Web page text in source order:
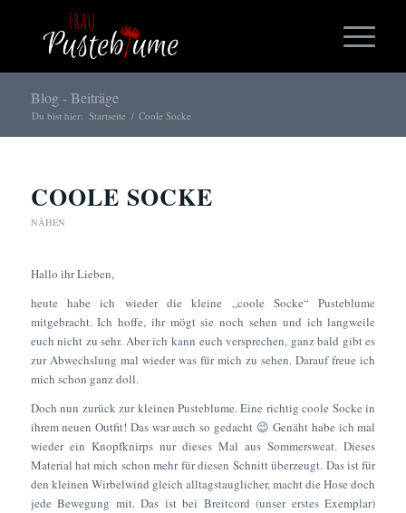
Blog - Beiträge
Du bist hier: Startseite / Coole Socke
COOLE SOCKE
NÄHEN
Hallo ihr Lieben,
heute habe ich wieder die kleine „coole Socke“ Pusteblume
mitgebracht. Ich hoffe, ihr mögt sie noch sehen und ich langweile
euch nicht zu sehr. Aber ich kann euch versprechen, ganz bald gibt es
zur Abwechslung mal wieder was für mich zu sehen. Darauf freue ich
mich schon ganz doll.
Doch nun zurück zur kleinen Pusteblume. Eine richtig coole Socke in
ihrem neuen Outfit! Das war auch so gedacht 😉 Genäht habe ich mal
wieder ein Knopfknirps nur dieses Mal aus Sommersweat. Dieses
Material hat mich schon mehr für diesen Schnitt überzeugt. Das ist für
den kleinen Wirbelwind gleich alltagstauglicher, macht die Hose doch
jede Bewegung mit. Das ist bei Breitcord (unser erstes Exemplar)